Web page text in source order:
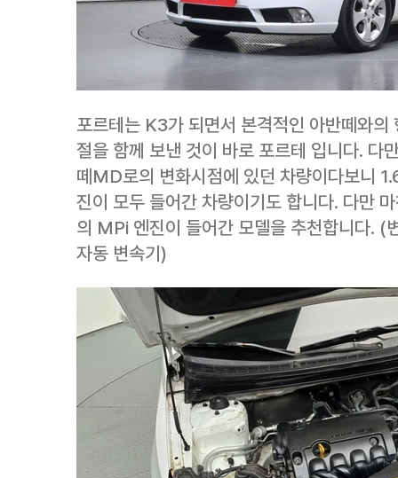
포르테는 K3가 되면서 본격적인 아반떼와
절을 함께 보낸 것이 바로 포르테 입니다. 다
떼MD로의 변화시점에 있던 차량이다보니
진이 모두 들어간 차량이기도 합니다. 다만
의 MPi 엔진이 들어간 모델을 추천합니다. (
자동 변속기)